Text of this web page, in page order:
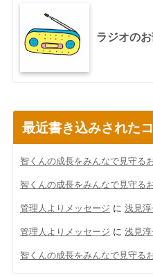
ラジオの
最近書き込みされた
智くんの成長をみんなで見守る
智くんの成長をみんなで見守る
管理人よりメッセージ に 浅見
管理人よりメッセージ に 浅見
智くんの成長をみんなで見守る